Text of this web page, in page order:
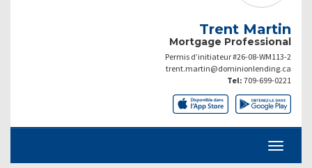
Trent Martin
Mortgage Professional
Permis d’initiateur #26-08-WM113-2
trent.martin@dominionlending.ca
Tel: 709-699-0221